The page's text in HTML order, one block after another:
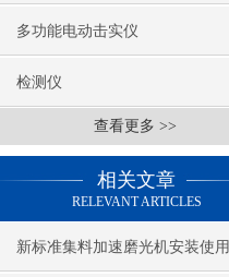
多功能电动击实仪
检测仪
查看更多 >>
相关文章
RELEVANT ARTICLES
新标准集料加速磨光机安装使用